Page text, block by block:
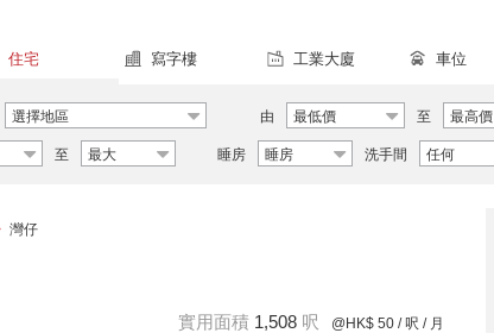
住宅 寫字樓 工業大廈 車位
選擇地區 由 最低價 至 最高價
至 最大 睡房 睡房 洗手間 任何
灣仔
實用面積 1,508 呎 @HK$ 50 / 呎 / 月